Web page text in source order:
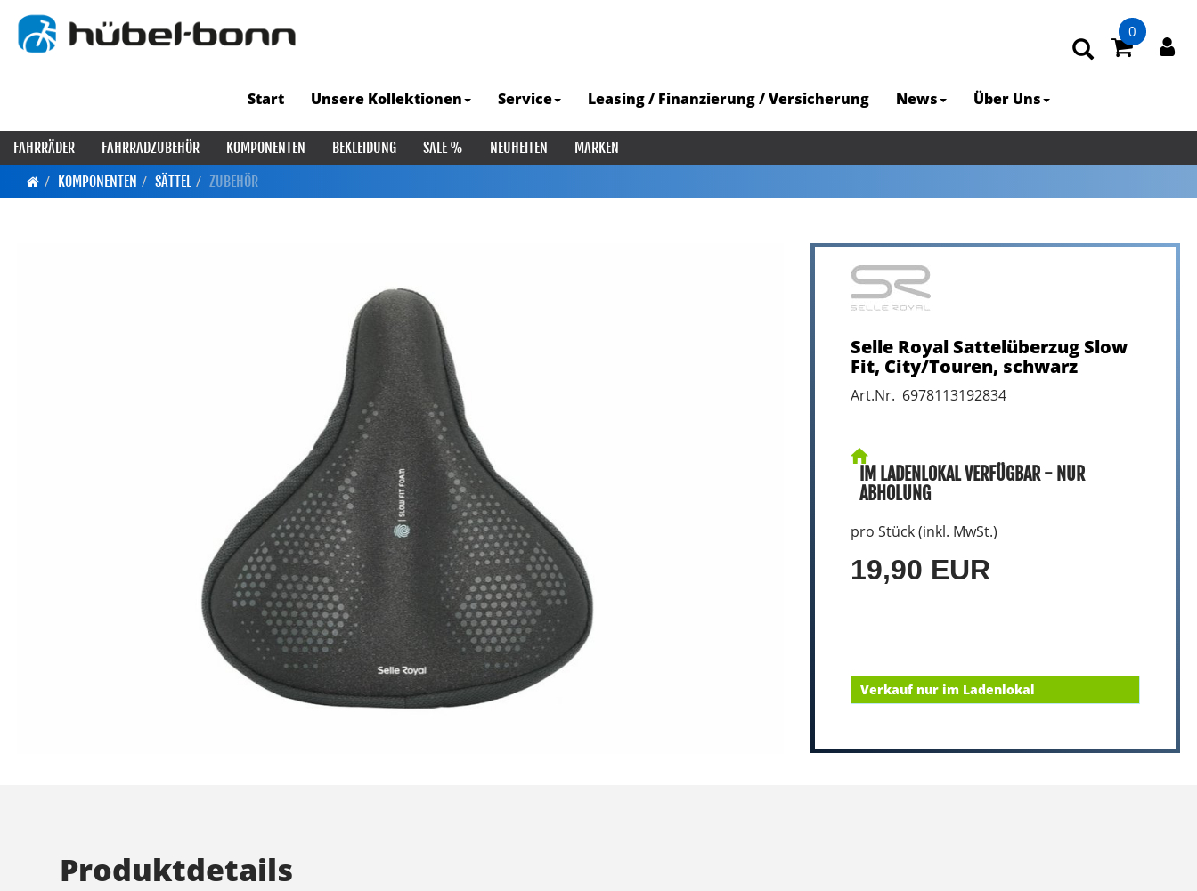
0
Start Unsere Kollektionen Service Leasing / Finanzierung / Versicherung News Über Uns
FAHRRÄDER FAHRRADZUBEHÖR KOMPONENTEN BEKLEIDUNG SALE % NEUHEITEN
MARKEN
KOMPONENTEN
SÄTTEL ZUBEHÖR
Selle Royal Sattelüberzug Slow
Fit, City/Touren, schwarz
Art.Nr. 6978113192834
IM LADENLOKAL VERFÜGBAR - NUR
ABHOLUNG
pro Stück (inkl. MwSt.)
19,90 EUR
Verkauf nur im Ladenlokal
Produktdetails